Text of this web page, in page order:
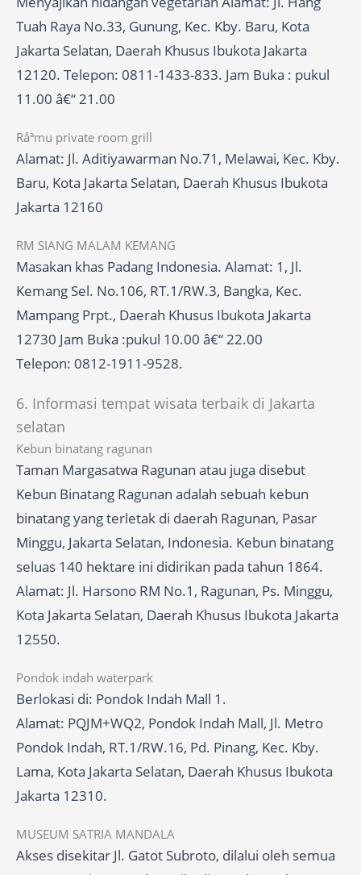
Tuah Raya No.33, Gunung, Kec. Kby. Baru, Kota
Jakarta Selatan, Daerah Khusus Ibukota Jakarta
12120. Telepon: 0811-1433-833. Jam Buka : pukul
11.00 â€“ 21.00
Råªmu private room grill
Alamat: Jl. Aditiyawarman No.71, Melawai, Kec. Kby.
Baru, Kota Jakarta Selatan, Daerah Khusus Ibukota
Jakarta 12160
RM SIANG MALAM KEMANG
Masakan khas Padang Indonesia. Alamat: 1, Jl.
Kemang Sel. No.106, RT.1/RW.3, Bangka, Kec.
Mampang Prpt., Daerah Khusus Ibukota Jakarta
12730 Jam Buka :pukul 10.00 â€“ 22.00
Telepon: 0812-1911-9528.
6. Informasi tempat wisata terbaik di Jakarta
selatan
Kebun binatang ragunan
Taman Margasatwa Ragunan atau juga disebut
Kebun Binatang Ragunan adalah sebuah kebun
binatang yang terletak di daerah Ragunan, Pasar
Minggu, Jakarta Selatan, Indonesia. Kebun binatang
seluas 140 hektare ini didirikan pada tahun 1864.
Alamat: Jl. Harsono RM No.1, Ragunan, Ps. Minggu,
Kota Jakarta Selatan, Daerah Khusus Ibukota Jakarta
12550.
Pondok indah waterpark
Berlokasi di: Pondok Indah Mall 1.
Alamat: PQJM+WQ2, Pondok Indah Mall, Jl. Metro
Pondok Indah, RT.1/RW.16, Pd. Pinang, Kec. Kby.
Lama, Kota Jakarta Selatan, Daerah Khusus Ibukota
Jakarta 12310.
MUSEUM SATRIA MANDALA
Akses disekitar Jl. Gatot Subroto, dilalui oleh semua